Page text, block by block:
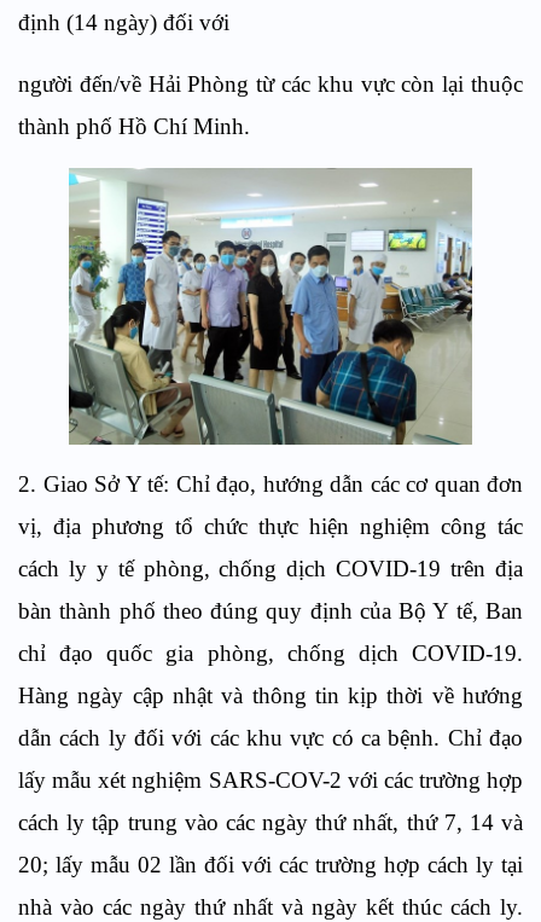
định (14 ngày) đối với
người đến/về Hải Phòng từ các khu vực còn lại thuộc
thành phố Hồ Chí Minh.
2. Giao Sở Y tế: Chỉ đạo, hướng dẫn các cơ quan đơn
vị, địa phương tổ chức thực hiện nghiệm công tác
cách ly y tế phòng, chống dịch COVID-19 trên địa
bàn thành phố theo đúng quy định của Bộ Y tế, Ban
chỉ đạo quốc gia phòng, chống dịch COVID-19.
Hàng ngày cập nhật và thông tin kịp thời về hướng
dẫn cách ly đối với các khu vực có ca bệnh. Chỉ đạo
lấy mẫu xét nghiệm SARS-COV-2 với các trường hợp
cách ly tập trung vào các ngày thứ nhất, thứ 7, 14 và
20; lấy mẫu 02 lần đối với các trường hợp cách ly tại
nhà vào các ngày thứ nhất và ngày kết thúc cách ly.